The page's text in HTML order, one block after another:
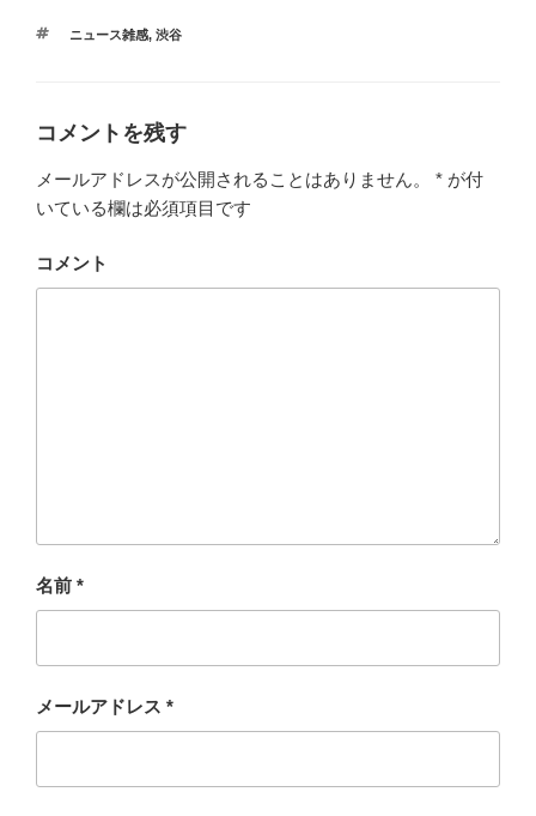
タ
ニュース雑感, 渋谷
コメントを残す
メールアドレスが公開されることはありません。 * が付
いている欄は必須項目です
コメント
名前 *
メールアドレス *